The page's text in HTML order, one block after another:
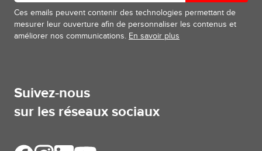
Ces emails peuvent contenir des technologies permettant de
mesurer leur ouverture afin de personnaliser les contenus et
améliorer nos communications. En savoir plus
Suivez-nous
sur les réseaux sociaux